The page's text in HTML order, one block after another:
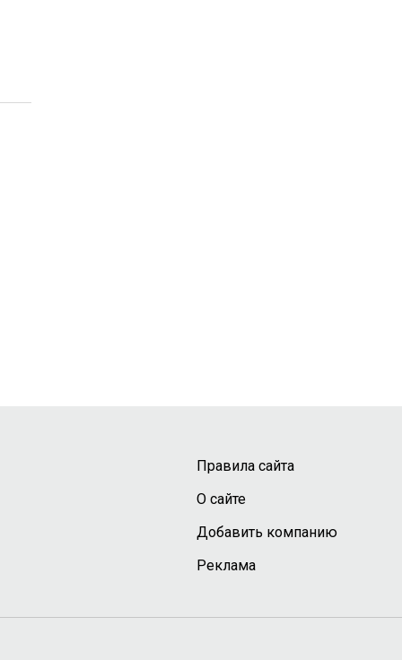
Правила сайта
О сайте
Добавить компанию
Реклама